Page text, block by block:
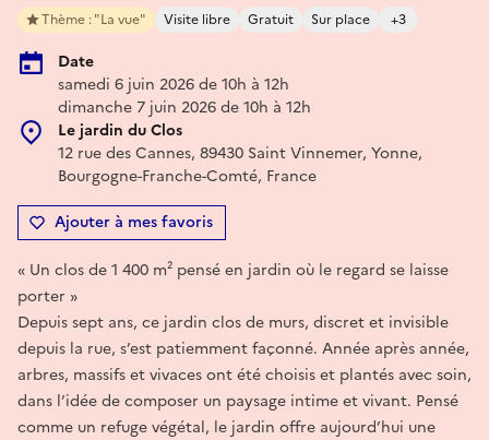
Thème : "La vue" Visite libre Gratuit Sur place +3
Date
samedi 6 juin 2026 de 10h à 12h
dimanche 7 juin 2026 de 10h à 12h
Le jardin du Clos
12 rue des Cannes, 89430 Saint Vinnemer, Yonne,
Bourgogne-Franche-Comté, France
Ajouter à mes favoris
« Un clos de 1 400 m² pensé en jardin où le regard se laisse
porter »
Depuis sept ans, ce jardin clos de murs, discret et invisible
depuis la rue, s’est patiemment façonné. Année après année,
arbres, massifs et vivaces ont été choisis et plantés avec soin,
dans l’idée de composer un paysage intime et vivant. Pensé
comme un refuge végétal, le jardin offre aujourd’hui une